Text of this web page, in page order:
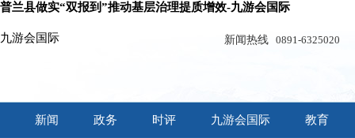
普兰县做实“双报到”推动基层治理提质增效-九游会国际
九游会国际 新闻热线 0891-6325020
新闻 政务 时评 九游会国际 教育